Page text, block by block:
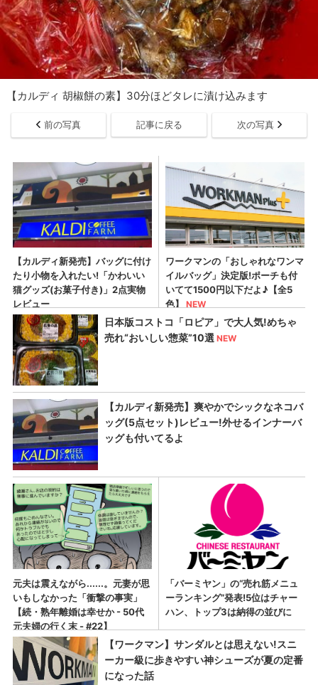
【カルディ 胡椒餅の素】30分ほどタレに漬け込みます
前の写真 記事に戻る 次の写真